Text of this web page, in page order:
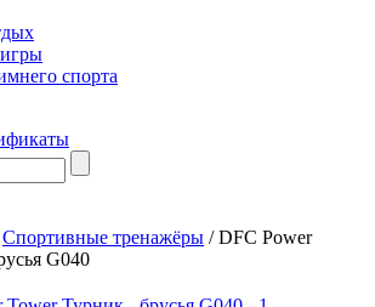
спорта
Спортивные тренажёры /DFC Power
G040